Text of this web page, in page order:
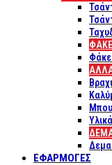
ΕΦΑΡΜΟΓΈΣ